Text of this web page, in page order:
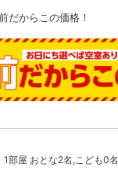
だからこの価格！
1部屋 おとな2名,こども0名